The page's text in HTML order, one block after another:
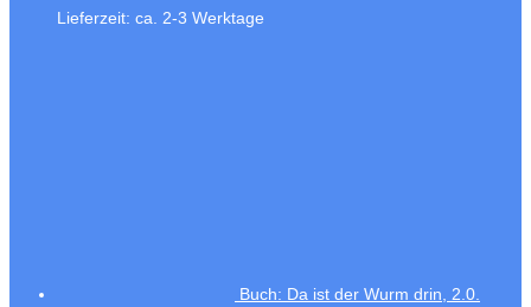
Lieferzeit: ca. 2-3 Werktage
Buch: Da ist der Wurm drin, 2.0.